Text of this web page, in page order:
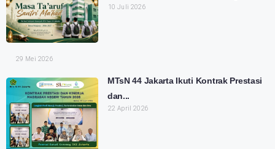
10 Juli 2026
29 Mei 2026
MTsN 44 Jakarta Ikuti Kontrak Prestasi
dan...
22 April 2026